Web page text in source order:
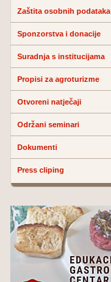
Zaštita osobnih podataka
Sponzorstva i donacije
Suradnja s institucijama
Propisi za agroturizme
Otvoreni natječaji
Održani seminari
Dokumenti
Press cliping